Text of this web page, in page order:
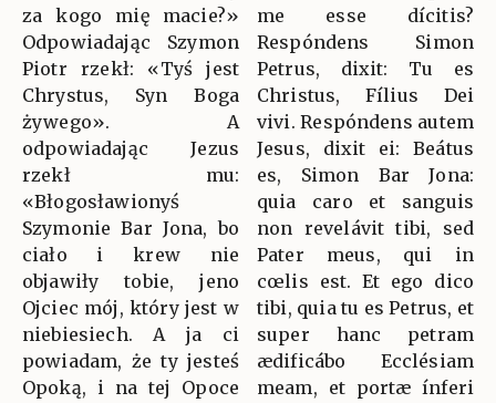
za kogo mię macie?»
Odpowiadając Szymon
Piotr rzekł: «Tyś jest
Chrystus, Syn Boga
żywego». A
odpowiadając Jezus
rzekł mu:
«Błogosławionyś
Szymonie Bar Jona, bo
ciało i krew nie
objawiły tobie, jeno
Ojciec mój, który jest w
niebiesiech. A ja ci
powiadam, że ty jesteś
Opoką, i na tej Opoce
me esse dícitis?
Respóndens Simon
Petrus, dixit: Tu es
Christus, Fílius Dei
vivi. Respóndens autem
Jesus, dixit ei: Beátus
es, Simon Bar Jona:
quia caro et sanguis
non revelávit tibi, sed
Pater meus, qui in
cœlis est. Et ego dico
tibi, quia tu es Petrus, et
super hanc petram
ædificábo Ecclésiam
meam, et portæ ínferi